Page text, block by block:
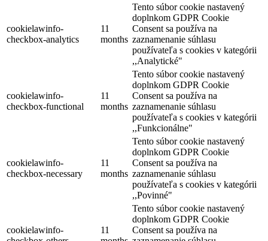
Gabčíkovo, Máj 16
cookielawinfo-
checkbox-analytics
11
months
Tento súbor cookie nastavený
doplnkom GDPR Cookie
Consent sa používa na
zaznamenanie súhlasu
používateľa s cookies v kategórii
,,Analytické"
cookielawinfo-
checkbox-functional
11
months
Tento súbor cookie nastavený
doplnkom GDPR Cookie
Consent sa používa na
zaznamenanie súhlasu
používateľa s cookies v kategórii
,,Funkcionálne"
cookielawinfo-
checkbox-necessary
11
months
Tento súbor cookie nastavený
doplnkom GDPR Cookie
Consent sa používa na
zaznamenanie súhlasu
používateľa s cookies v kategórii
,,Povinné"
cookielawinfo-
11
Tento súbor cookie nastavený
doplnkom GDPR Cookie
Consent sa používa na